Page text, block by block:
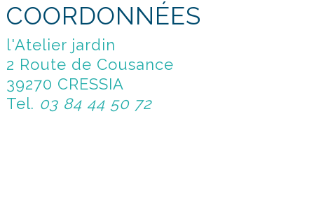
COORDONNÉES
l'Atelier jardin
2 Route de Cousance
39270 CRESSIA
Tel. 03 84 44 50 72